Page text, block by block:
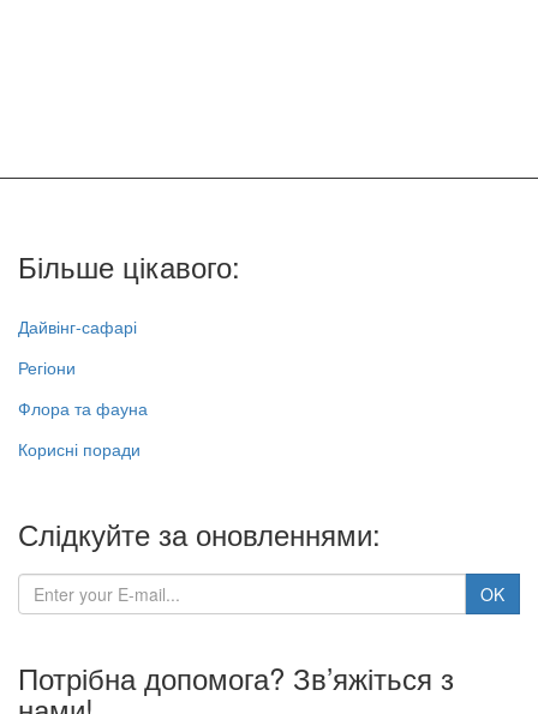
Більше цікавого:
Дайвінг-сафарі
Регіони
Флора та фауна
Корисні поради
Слідкуйте за оновленнями:
Потрібна допомога? Зв’яжіться з